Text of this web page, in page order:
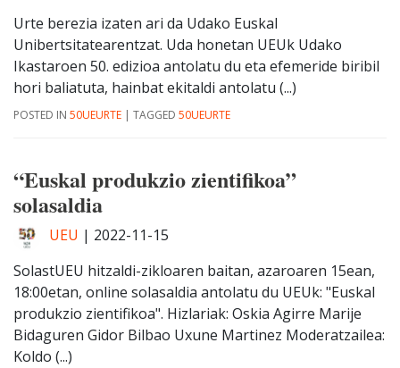
Urte berezia izaten ari da Udako Euskal
Unibertsitatearentzat. Uda honetan UEUk Udako
Ikastaroen 50. edizioa antolatu du eta efemeride biribil
hori baliatuta, hainbat ekitaldi antolatu (...)
POSTED IN 50UEURTE | TAGGED 50UEURTE
“Euskal produkzio zientifikoa”
solasaldia
UEU | 2022-11-15
SolastUEU hitzaldi-zikloaren baitan, azaroaren 15ean,
18:00etan, online solasaldia antolatu du UEUk: "Euskal
produkzio zientifikoa". Hizlariak: Oskia Agirre Marije
Bidaguren Gidor Bilbao Uxune Martinez Moderatzailea:
Koldo (...)